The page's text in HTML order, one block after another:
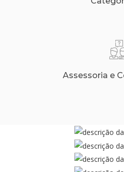
Assessoria e